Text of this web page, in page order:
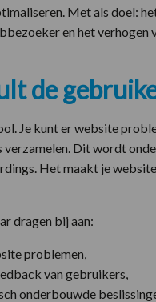
Met als doel:
en het
de
Je kunt er website
Dit wordt
Het maakt je
dragen bij aan:
problemen,
van gebruikers,
onderbouwde